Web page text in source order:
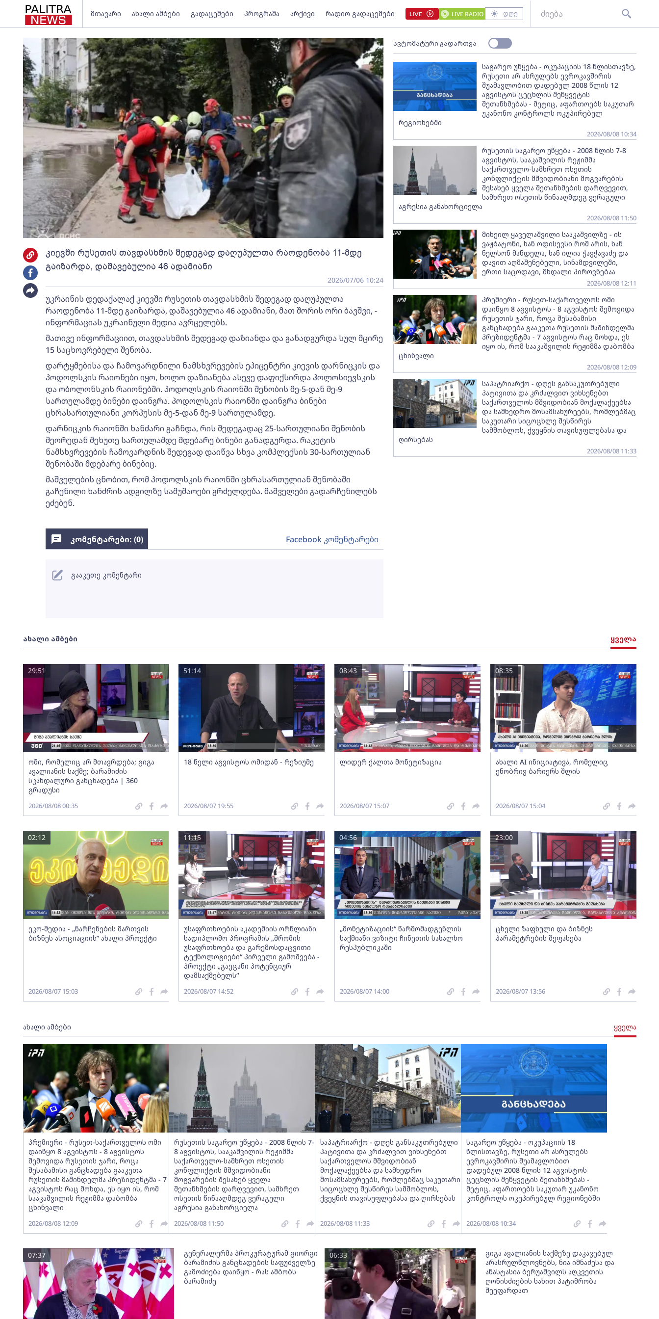
მთავარი ახალი ამბები გადაცემები პროგრამა არქივი რადიო გადაცემები LIVE LIVE RADIO დღე
კიევში რუსეთის თავდასხმის შედეგად დაღუპულთა რაოდენობა 11-მდე
გაიზარდა, დაშავებულია 46 ადამიანი
2026/07/06 10:24
უკრაინის დედაქალაქ კიევში რუსეთის თავდასხმის შედეგად დაღუპულთა
რაოდენობა 11-მდე გაიზარდა, დაშავებულია 46 ადამიანი, მათ შორის ორი ბავშვი, -
ინფორმაციას უკრაინული მედია ავრცელებს.
მათივე ინფორმაციით, თავდასხმის შედეგად დაზიანდა და განადგურდა სულ მცირე
15 საცხოვრებელი შენობა.
დარტყმებისა და ჩამოვარდნილი ნამსხვრევების ეპიცენტრი კიევის დარნიცკის და
პოდოლსკის რაიონები იყო, ხოლო დაზიანება ასევე დაფიქსირდა ჰოლოსიევსკის
და ობოლონსკის რაიონებში. პოდოლსკის რაიონში შენობის მე-5-დან მე-9
სართულამდე ბინები დაინგრა. პოდოლსკის რაიონში დაინგრა ბინები
ცხრასართულიანი კორპუსის მე-5-დან მე-9 სართულამდე.
დარნიცკის რაიონში ხანძარი გაჩნდა, რის შედეგადაც 25-სართულიანი შენობის
მეორედან მეხუთე სართულამდე მდებარე ბინები განადგურდა. რაკეტის
ნამსხვრევების ჩამოვარდნის შედეგად დაიწვა სხვა კომპლექსის 30-სართულიან
შენობაში მდებარე ბინებიც.
მაშველების ცნობით, რომ პოდოლსკის რაიონში ცხრასართულიან შენობაში
გაჩენილი ხანძრის ადგილზე სამუშაოები გრძელდება. მაშველები გადარჩენილებს
ეძებენ.
ავტომატური გადართვა
საგარეო უწყება - ოკუპაციის 18 წლისთავზე,
რუსეთი არ ასრულებს ევროკავშირის
შუამავლობით დადებულ 2008 წლის 12
აგვისტოს ცეცხლის შეწყვეტის
შეთანხმებას - მეტიც, აფართოებს საკუთარ
უკანონო კონტროლს ოკუპირებულ
რეგიონებში
2026/08/08 10:34
რუსეთის საგარეო უწყება - 2008 წლის 7-8
აგვისტოს, სააკაშვილის რეჟიმმა
საქართველო-სამხრეთ ოსეთის
კონფლიქტის მშვიდობიანი მოგვარების
შესახებ ყველა შეთანხმების დარღვევით,
სამხრეთ ოსეთის წინააღმდეგ ვერაგული
აგრესია განახორციელა
2026/08/08 11:50
მიხეილ ყაველაშვილი სააკაშვილზე - ის
ვაჟბატონი, ხან ოდისევსი რომ არის, ხან
ნელსონ მანდელა, ხან ილია ჭავჭავაძე და
დავით აღმაშენებელი, სინამდვილეში,
ერთი საცოდავი, მხდალი პიროვნებაა
2026/08/08 12:11
პრემიერი - რუსეთ-საქართველოს ომი
დაიწყო 8 აგვისტოს - 8 აგვისტოს შემოვიდა
რუსეთის ჯარი, როცა შესაბამისი
განცხადება გააკეთა რუსეთის მაშინდელმა
პრეზიდენტმა - 7 აგვისტოს რაც მოხდა, ეს
იყო ის, რომ სააკაშვილის რეჟიმმა დაბომბა
ცხინვალი
2026/08/08 12:09
საპატრიარქო - დღეს განსაკუთრებული
პატივითა და კრძალვით ვიხსენებთ
საქართველოს მშვიდობიან მოქალაქეებსა
და სამხედრო მოსამსახურეებს, რომლებმაც
საკუთარი სიცოცხლე შესწირეს
სამშობლოს, ქვეყნის თავისუფლებასა და
ღირსებას
2026/08/08 11:33
ახალი ამბები ყველა
ომი, რომელიც არ მთავრდება; გიგა
ავალიანის საქმე; ბარამიძის
სკანდალური განცხადება | 360
გრადუსი
29:51
2026/08/08 00:35
18 წელი აგვისტოს ომიდან - რეზიუმე
51:14
2026/08/07 19:55
ლიდერ ქალთა მონეტიზაცია
08:43
2026/08/07 15:07
ახალი AI ინიციატივა, რომელიც
ენობრივ ბარიერს შლის
08:35
2026/08/07 15:04
ეკო-მედია - „ნარჩენების მართვის
ბიზნეს ასოციაციის” ახალი პროექტი
02:12
2026/08/07 15:03
უსაფრთხოების აკადემიის ორწლიანი
სადიპლომო პროგრამის „შრომის
უსაფრთხოება და გარემოსდაცვითი
ტექნოლოგიები“ პირველი გამოშვება -
პროექტი „გაეცანი პოტენციურ
დამსაქმებელს“
11:15
2026/08/07 14:52
„მონეტიზაციის“ წარმომადგენლის
საქმიანი ვიზიტი ჩინეთის სახალხო
რესპუბლიკაში
04:56
2026/08/07 14:00
ცხელი ზაფხული და ბიზნეს
პარამეტრების შეფასება
23:00
2026/08/07 13:56
ახალი ამბები ყველა
პრემიერი - რუსეთ-საქართველოს ომი
დაიწყო 8 აგვისტოს - 8 აგვისტოს
შემოვიდა რუსეთის ჯარი, როცა
შესაბამისი განცხადება გააკეთა
რუსეთის მაშინდელმა პრეზიდენტმა - 7
აგვისტოს რაც მოხდა, ეს იყო ის, რომ
სააკაშვილის რეჟიმმა დაბომბა
ცხინვალი
2026/08/08 12:09
რუსეთის საგარეო უწყება - 2008 წლის 7-
8 აგვისტოს, სააკაშვილის რეჟიმმა
საქართველო-სამხრეთ ოსეთის
კონფლიქტის მშვიდობიანი
მოგვარების შესახებ ყველა
შეთანხმების დარღვევით, სამხრეთ
ოსეთის წინააღმდეგ ვერაგული
აგრესია განახორციელა
2026/08/08 11:50
საპატრიარქო - დღეს განსაკუთრებული
პატივითა და კრძალვით ვიხსენებთ
საქართველოს მშვიდობიან
მოქალაქეებსა და სამხედრო
მოსამსახურეებს, რომლებმაც საკუთარი
სიცოცხლე შესწირეს სამშობლოს,
ქვეყნის თავისუფლებასა და ღირსებას
2026/08/08 11:33
საგარეო უწყება - ოკუპაციის 18
წლისთავზე, რუსეთი არ ასრულებს
ევროკავშირის შუამავლობით
დადებულ 2008 წლის 12 აგვისტოს
ცეცხლის შეწყვეტის შეთანხმებას -
მეტიც, აფართოებს საკუთარ უკანონო
კონტროლს ოკუპირებულ რეგიონებში
2026/08/08 10:34
გენერალურმა პროკურატურამ გიორგი
ბარამიძის განცხადების საფუძველზე
გამოძიება დაიწყო - რას ამბობს
ბარამიძე
07:37
გიგა ავალიანის საქმეზე დაკავებულ
არასრულწლოვნებს, ნია იმნაძესა და
ანასტასია ბერუაშვილს აღკვეთის
ღონისძიების სახით პატიმრობა
შეეფარდათ
06:33
კომენტარები: (0) Facebook კომენტარები
გააკეთე კომენტარი